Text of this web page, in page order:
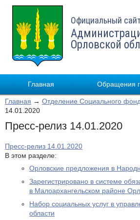
Официальный
Орловской
Главная Обращения
Главная → Отделение Социального
14.01.2020
Пресс-релиз 14.01.2020
Пресс-релиз 14.01.2020
В этом разделе:
Орловские предложения в
Зарегистрировано в системе
в Малоархангельском районе
Набор социальных услуг в
области